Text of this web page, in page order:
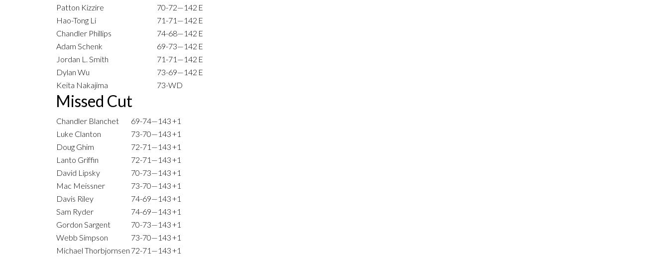
Patton Kizzire
70-72—142 E
Hao-Tong Li
71-71—142 E
Chandler Phillips
74-68—142 E
Adam Schenk
69-73—142 E
Jordan L. Smith
71-71—142 E
Dylan Wu
73-69—142 E
Keita Nakajima
73-WD
Missed Cut
Chandler Blanchet 69-74—143+1
Luke Clanton
73-70—143+1
Doug Ghim
72-71—143+1
Lanto Griffin
72-71—143+1
David Lipsky
70-73—143+1
Mac Meissner
73-70—143+1
Davis Riley
74-69—143+1
Sam Ryder
74-69—143+1
Gordon Sargent
70-73—143+1
Webb Simpson
73-70—143+1
Michael Thorbjornsen 72-71—143+1